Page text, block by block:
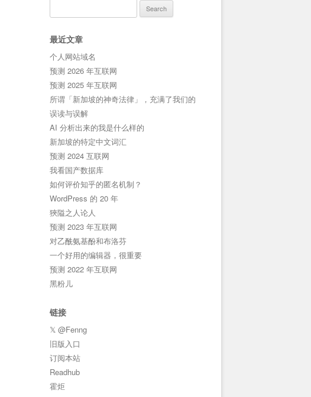
for:
最近文章
个人网站域名
预测 2026 年互联网
预测 2025 年互联网
所谓「新加坡的神奇法律」，充满了我们的
误读与误解
AI 分析出来的我是什么样的
新加坡的特定中文词汇
预测 2024 互联网
我看国产数据库
如何评价知乎的匿名机制？
WordPress 的 20 年
狹隘之人论人
预测 2023 年互联网
对乙酰氨基酚和布洛芬
一个好用的编辑器，很重要
预测 2022 年互联网
黑粉儿
链接
𝕏 @Fenng
旧版入口
订阅本站
Readhub
霍炬